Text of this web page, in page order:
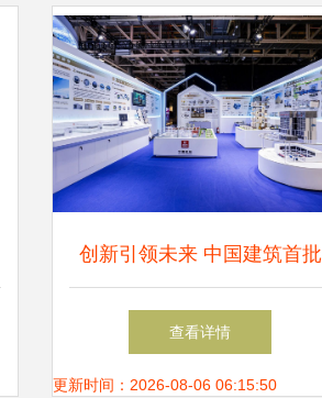
创新引领未来 中国建筑首批
产业化推广产品亮相第五届
BEYOND国际科技创新博览会
查看详情
更新时间：2026-08-06 06:15:50